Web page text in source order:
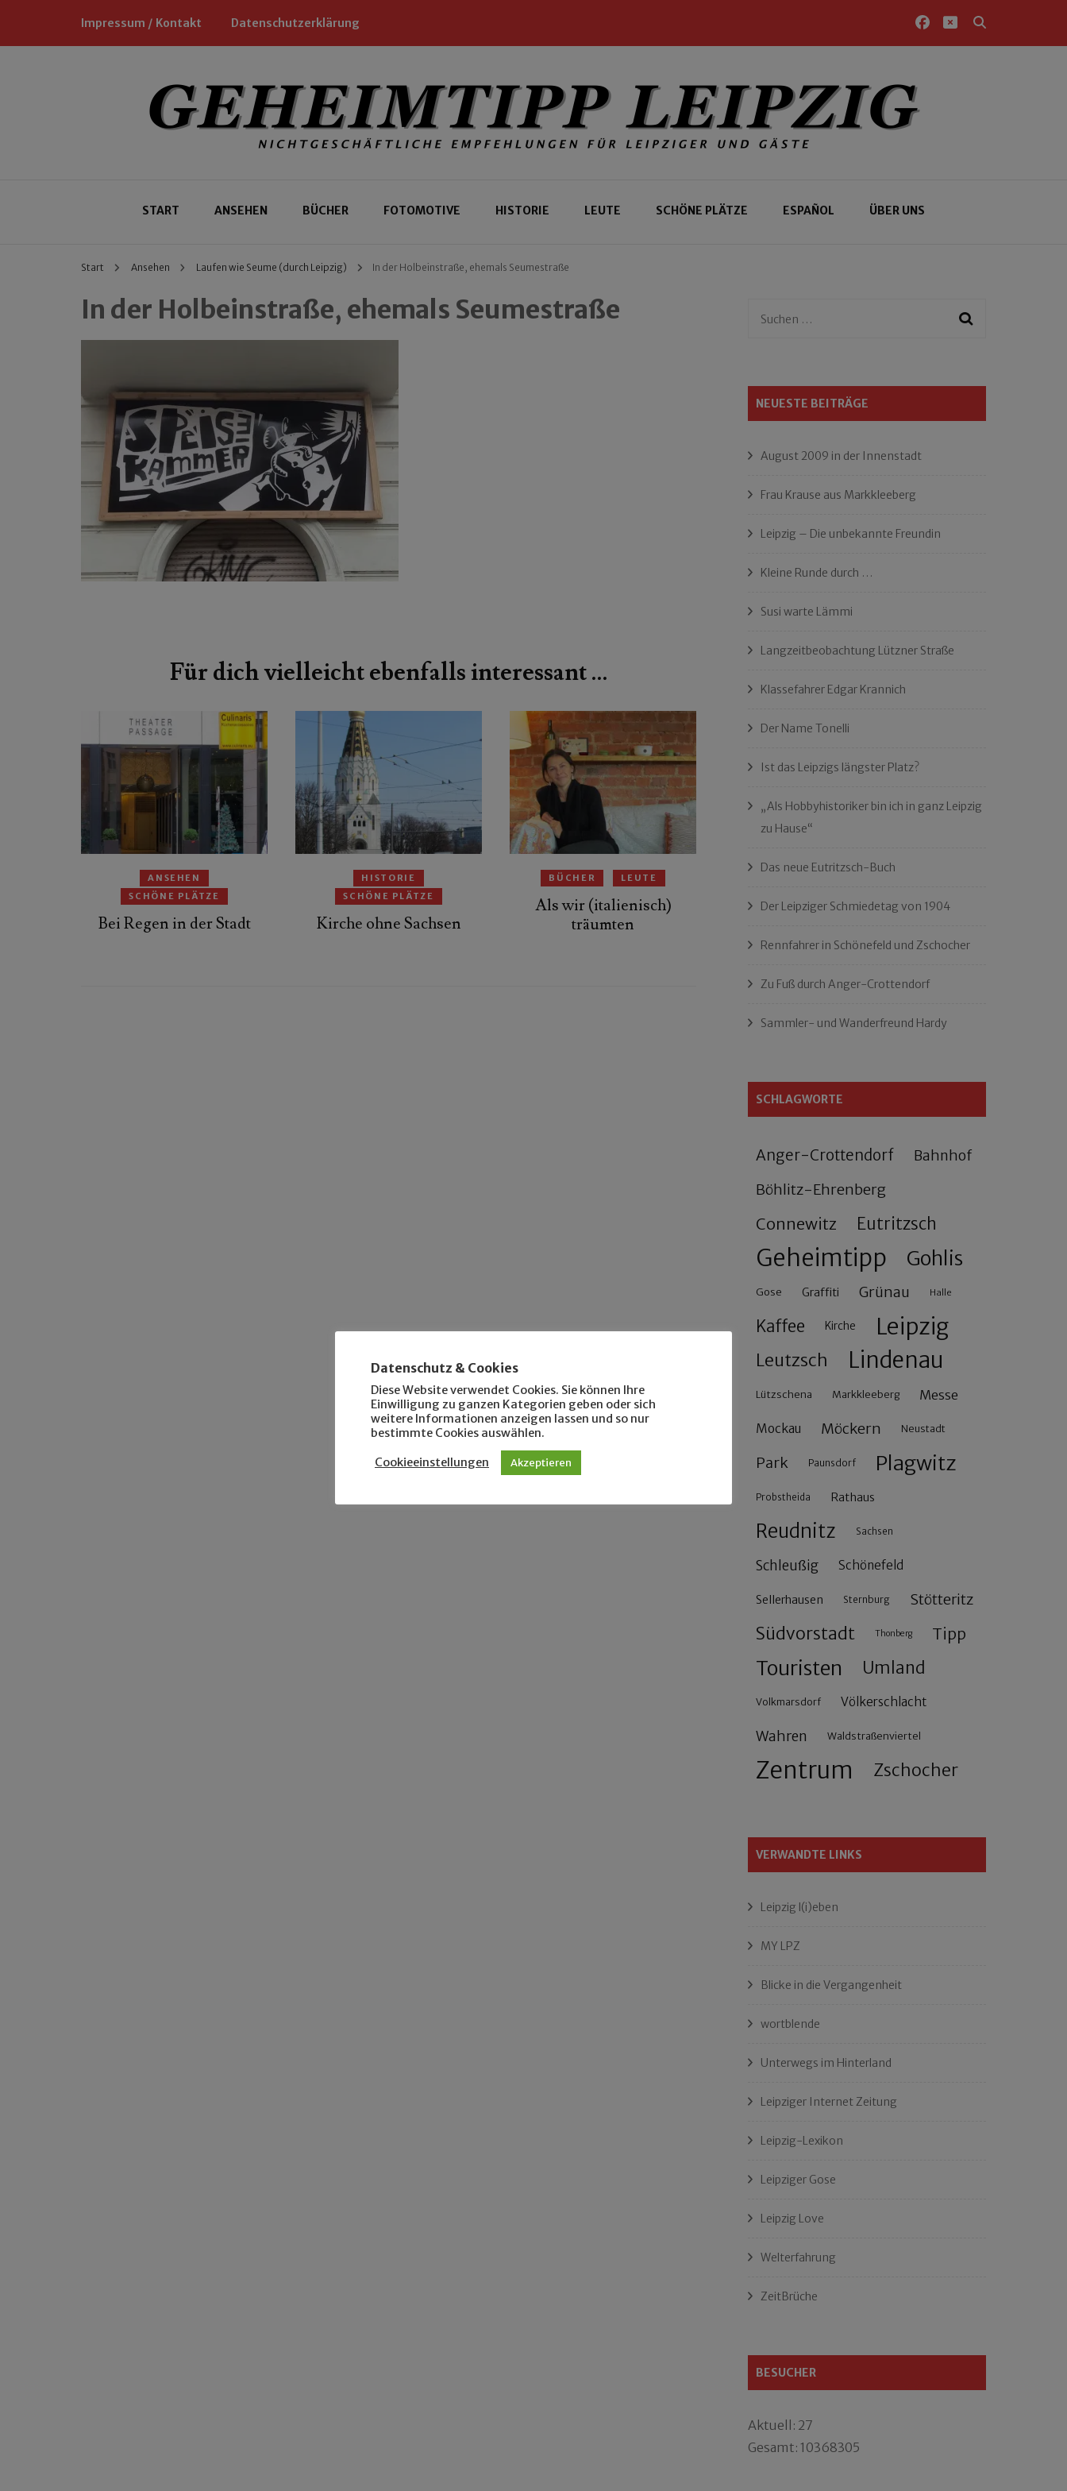
Impressum / Kontakt Datenschutzerklärung
Geheimtipp Leipzig
START ANSEHEN BÜCHER FOTOMOTIVE HISTORIE LEUTE SCHÖNE PLÄTZE ESPAÑOL ÜBER UNS
Start Ansehen Laufen wie Seume (durch Leipzig) In der Holbeinstraße, ehemals Seumestraße
In der Holbeinstraße, ehemals Seumestraße
Für dich vielleicht ebenfalls interessant …
ANSEHEN
SCHÖNE PLÄTZE
Bei Regen in der Stadt
HISTORIE
SCHÖNE PLÄTZE
Kirche ohne Sachsen
BÜCHER LEUTE
Als wir (italienisch)
träumten
Suchen
NEUESTE BEITRÄGE
August 2009 in der Innenstadt
Frau Krause aus Markkleeberg
Leipzig – Die unbekannte Freundin
Kleine Runde durch …
Susi warte Lämmi
Langzeitbeobachtung Lützner Straße
Klassefahrer Edgar Krannich
Der Name Tonelli
Ist das Leipzigs längster Platz?
„Als Hobbyhistoriker bin ich in ganz Leipzig
zu Hause“
Das neue Eutritzsch-Buch
Der Leipziger Schmiedetag von 1904
Rennfahrer in Schönefeld und Zschocher
Zu Fuß durch Anger-Crottendorf
Sammler- und Wanderfreund Hardy
SCHLAGWORTE
Anger-Crottendorf Bahnhof
Böhlitz-Ehrenberg
Connewitz Eutritzsch
Geheimtipp Gohlis
Gose Graffiti Grünau Halle
Kaffee Kirche Leipzig
Leutzsch Lindenau
Lützschena Markkleeberg Messe
Mockau Möckern Neustadt
Park Paunsdorf Plagwitz
Probstheida Rathaus
Reudnitz Sachsen
Schleußig Schönefeld
Sellerhausen Sternburg Stötteritz
Südvorstadt Thonberg Tipp
Touristen Umland
Volkmarsdorf Völkerschlacht
Wahren Waldstraßenviertel
Zentrum Zschocher
VERWANDTE LINKS
Leipzig l(i)eben
MY LPZ
Blicke in die Vergangenheit
wortblende
Unterwegs im Hinterland
Leipziger Internet Zeitung
Leipzig-Lexikon
Leipziger Gose
Leipzig Love
Welterfahrung
ZeitBrüche
BESUCHER
Aktuell: 27
Gesamt: 10368305
Datenschutz & Cookies
Diese Website verwendet Cookies. Sie können Ihre
Einwilligung zu ganzen Kategorien geben oder sich
weitere Informationen anzeigen lassen und so nur
bestimmte Cookies auswählen.
Cookieeinstellungen Akzeptieren